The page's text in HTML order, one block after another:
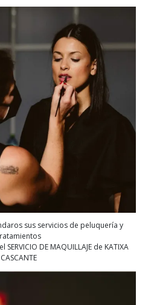
sus servicios de peluquería y
DE MAQUILLAJE de KATIXA
CASCANTE